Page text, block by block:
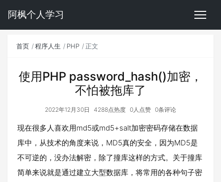
阿枫个人学习
首页 程序人生 PHP 正文
使用PHP password_hash()加密，
不怕被拖库了
2022年12月30日 4288点热度 0人点赞 0条评论
现在很多人喜欢用md5或md5+salt加密密码存储在数据
库中，从技术的角度来说，MD5真的安全，因为MD5是
不可逆的，没办法解密，除了撞库这样的方式。关于撞库
简单来说就是通过建立大型数据库，将常用的各种句子密